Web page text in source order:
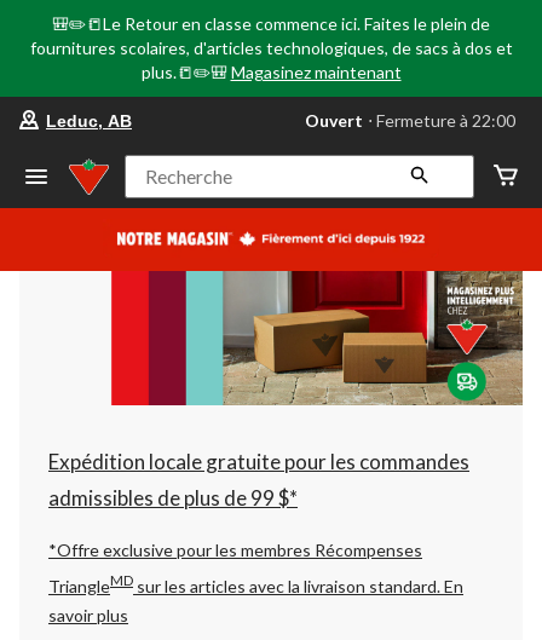
🎒✏️📒Le Retour en classe commence ici. Faites le plein de
fournitures scolaires, d'articles technologiques, de sacs à dos et
plus.📒✏️🎒 Magasinez maintenant
votre
préféré
Leduc,
AB,
courament
Fermeture
à
22:00
cliquer
pour
changer
Leduc, AB Ouvert ⋅ Fermeture à 22:00
Recherche
Expédition locale gratuite pour les commandes
admissibles de plus de 99 $*
*Offre exclusive pour les membres Récompenses
TriangleMD sur les articles avec la livraison standard.En
savoir plus